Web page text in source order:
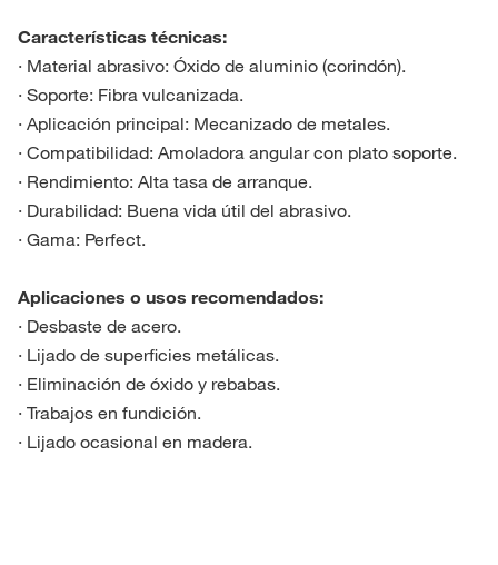
Características técnicas:
· Material abrasivo: Óxido de aluminio (corindón).
· Soporte: Fibra vulcanizada.
· Aplicación principal: Mecanizado de metales.
· Compatibilidad: Amoladora angular con plato soporte.
· Rendimiento: Alta tasa de arranque.
· Durabilidad: Buena vida útil del abrasivo.
· Gama: Perfect.
Aplicaciones o usos recomendados:
· Desbaste de acero.
· Lijado de superficies metálicas.
· Eliminación de óxido y rebabas.
· Trabajos en fundición.
· Lijado ocasional en madera.